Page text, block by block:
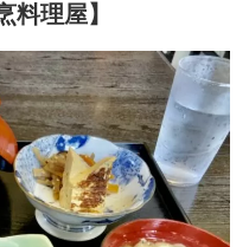
料理屋】